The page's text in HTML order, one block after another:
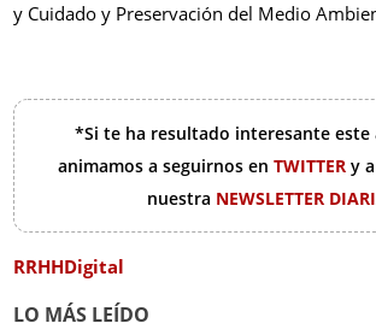
y Cuidado y Preservación del Medio
*Si te ha resultado interesante
animamos a seguirnos en TWITTER y
nuestra NEWSLETTER
RRHHDigital
LO MÁS LEÍDO